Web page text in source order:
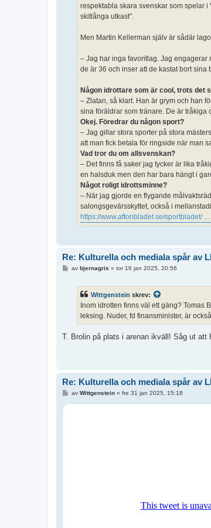
respektabla skara svenskar som spelar
skitlånga utkast”.
Men Martin Kellerman själv är sådär
– Jag har inga favoritlag. Jag engagerar
de är 36 och inser att de kastat bort sina
Någon idrottare som är cool, trots det
– Zlatan, så klart. Han är grym och han
sina föräldrar som tränare. De är tråkiga
Okej. Föredrar du någon sport?
– Jag gillar stora sporter på stora
att man fick betala för ringside när man
Vad tror du om allsvenskan?
– Det finns få saker jag tycker är lika
en halsduk men den har bara hängt i
Något roligt idrottsminne?
– När jag gjorde en flygande
salongsgevärsskyttet, också i
https://www.aftonbladet.se/sportbladet/ ...
Re: Kulturella och mediala spår av
av bjernagris » tor 16 jan 2025, 20:56
Wittgenstein skrev:
Inom idrotten finns väl ett gäng? Tomas
leksing. Nuder, fd finansminister, är
T. Brolin på plats i arenan ikväll! Såg ut att
Re: Kulturella och mediala spår av
av Wittgenstein» fre 31 jan 2025, 15:18